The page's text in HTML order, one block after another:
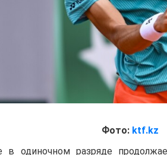
Фото: ktf.kz
в одиночном разряде